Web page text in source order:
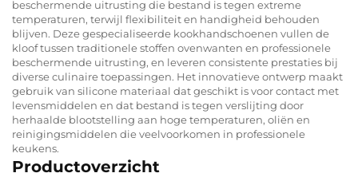
beschermende uitrusting die bestand is tegen extreme
temperaturen, terwijl flexibiliteit en handigheid behouden
blijven. Deze gespecialiseerde kookhandschoenen vullen de
kloof tussen traditionele stoffen ovenwanten en professionele
beschermende uitrusting, en leveren consistente prestaties bij
diverse culinaire toepassingen. Het innovatieve ontwerp maakt
gebruik van silicone materiaal dat geschikt is voor contact met
levensmiddelen en dat bestand is tegen verslijting door
herhaalde blootstelling aan hoge temperaturen, oliën en
reinigingsmiddelen die veelvoorkomen in professionele
keukens.
Productoverzicht